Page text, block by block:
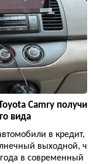
Camry получи
вида
в кредит,
выходной, ч
в современный